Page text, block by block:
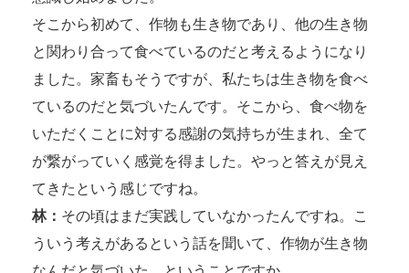
そこから初めて、作物も生き物であり、他の生き物
と関わり合って食べているのだと考えるようになり
ました。家畜もそうですが、私たちは生き物を食べ
ているのだと気づいたんです。そこから、食べ物を
いただくことに対する感謝の気持ちが生まれ、全て
が繋がっていく感覚を得ました。やっと答えが見え
てきたという感じですね。
林： その頃はまだ実践していなかったんですね。こ
ういう考えがあるという話を聞いて、作物が生き物